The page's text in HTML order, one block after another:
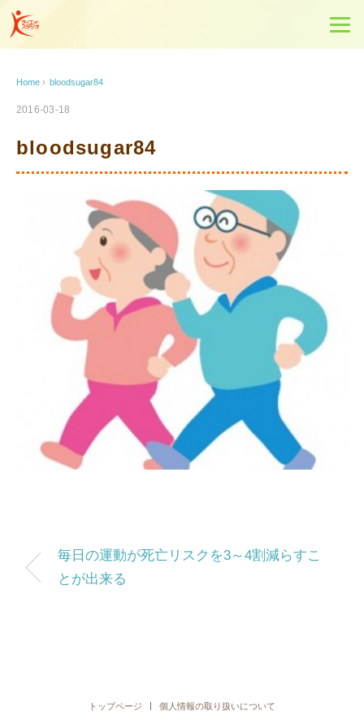
Home › bloodsugar84
2016-03-18
bloodsugar84
毎日の運動が死亡リスクを3～4割減らすこ
とが出来る
トップページ 個人情報の取り扱いについて